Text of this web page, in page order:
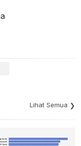
Lihat Semua